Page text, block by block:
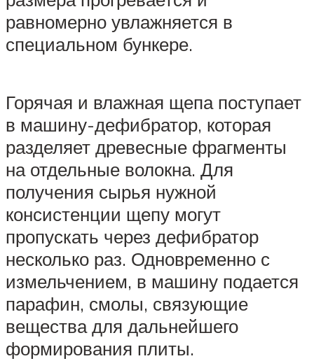
равномерно увлажняется в
специальном бункере.
Горячая и влажная щепа поступает
в машину-дефибратор, которая
разделяет древесные фрагменты
на отдельные волокна. Для
получения сырья нужной
консистенции щепу могут
пропускать через дефибратор
несколько раз. Одновременно с
измельчением, в машину подается
парафин, смолы, связующие
вещества для дальнейшего
формирования плиты.